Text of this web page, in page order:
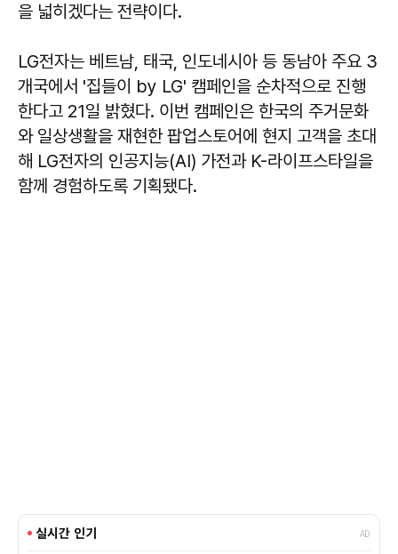
을 넓히겠다는 전략이다.
LG전자는 베트남, 태국, 인도네시아 등 동남아 주요 3
개국에서 '집들이 by LG' 캠페인을 순차적으로 진행
한다고 21일 밝혔다. 이번 캠페인은 한국의 주거문화
와 일상생활을 재현한 팝업스토어에 현지 고객을 초대
해 LG전자의 인공지능(AI) 가전과 K-라이프스타일을
함께 경험하도록 기획됐다.